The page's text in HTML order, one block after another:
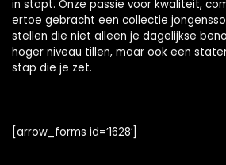
in stapt. Onze passie voor kwaliteit,
ertoe gebracht een collectie
stellen die niet alleen je dagelijkse
hoger niveau tillen, maar ook een
stap die je zet.
[arrow_forms id=’1628′]